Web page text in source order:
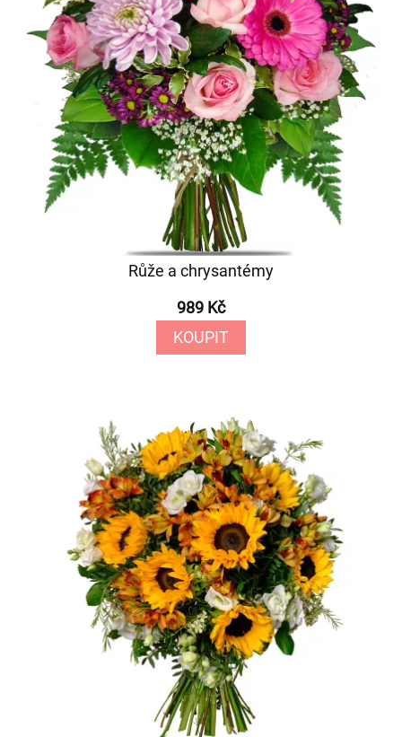
Růže a chrysantémy
989 Kč
KOUPIT